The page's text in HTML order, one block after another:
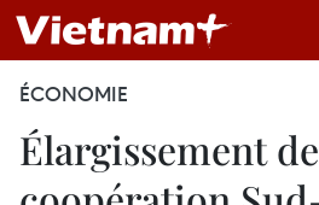
ÉCONOMIE
Élargissement